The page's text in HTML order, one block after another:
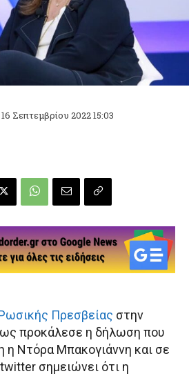
16 Σεπτεμβρίου 2022 15:03
Πρεσβείας στην
προκάλεσε η δήλωση που
η Ντόρα Μπακογιάννη και σε
σημειώνει ότι η